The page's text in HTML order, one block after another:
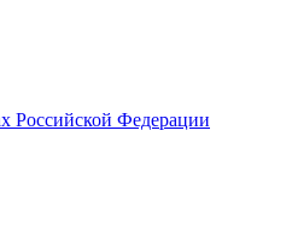
Российской Федерации